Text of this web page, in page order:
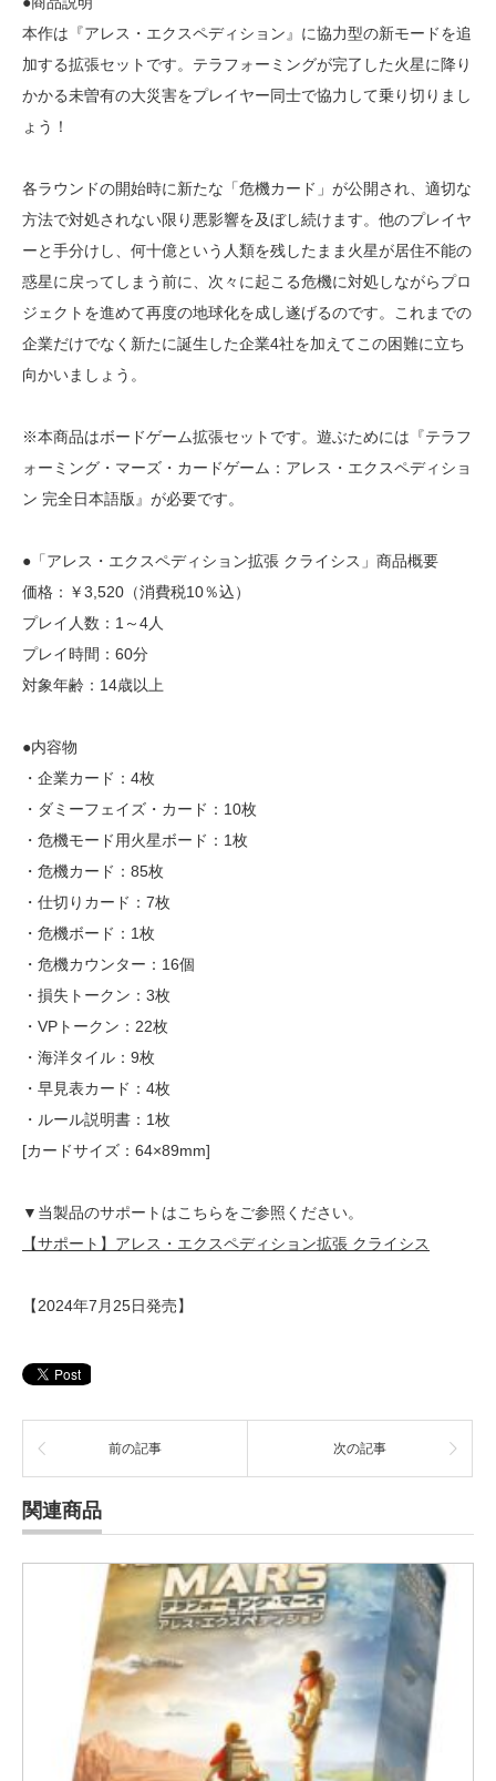
本作は『アレス・エクスペディション』に協力型の新モードを追
加する拡張セットです。テラフォーミングが完了した火星に降り
かかる未曽有の大災害をプレイヤー同士で協力して乗り切りまし
ょう！
各ラウンドの開始時に新たな「危機カード」が公開され、適切な
方法で対処されない限り悪影響を及ぼし続けます。他のプレイヤ
ーと手分けし、何十億という人類を残したまま火星が居住不能の
惑星に戻ってしまう前に、次々に起こる危機に対処しながらプロ
ジェクトを進めて再度の地球化を成し遂げるのです。これまでの
企業だけでなく新たに誕生した企業4社を加えてこの困難に立ち
向かいましょう。
※本商品はボードゲーム拡張セットです。遊ぶためには『テラフ
ォーミング・マーズ・カードゲーム：アレス・エクスペディショ
ン 完全日本語版』が必要です。
●「アレス・エクスペディション拡張 クライシス」商品概要
価格：￥3,520（消費税10％込）
プレイ人数：1～4人
プレイ時間：60分
対象年齢：14歳以上
●内容物
・企業カード：4枚
・ダミーフェイズ・カード：10枚
・危機モード用火星ボード：1枚
・危機カード：85枚
・仕切りカード：7枚
・危機ボード：1枚
・危機カウンター：16個
・損失トークン：3枚
・VPトークン：22枚
・海洋タイル：9枚
・早見表カード：4枚
・ルール説明書：1枚
[カードサイズ：64×89mm]
▼当製品のサポートはこちらをご参照ください。
【サポート】アレス・エクスペディション拡張 クライシス
【2024年7月25日発売】
前の記事 次の記事
関連商品